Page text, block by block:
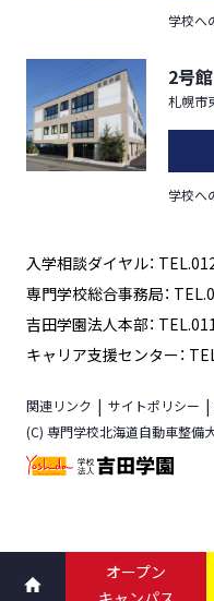
学校へ
2号
札幌市
学校へ
入学相談ダイヤル：
専門学校総合事務局：
吉田学園法人本部：
キャリア支援センター：
関連リンク サイトポリシー
(C) 専門学校北海道自動車整備
オープン